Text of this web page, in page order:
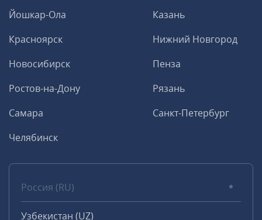
Йошкар-Ола
Казань
Красноярск
Нижний Новгород
Новосибирск
Пенза
Ростов-на-Дону
Рязань
Самара
Санкт-Петербург
Челябинск
Россия (RU)
Узбекистан (UZ)